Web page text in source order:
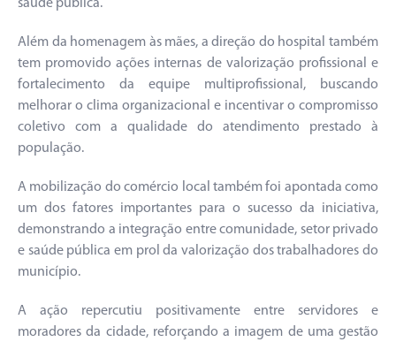
saúde pública.
Além da homenagem às mães, a direção do hospital também
tem promovido ações internas de valorização profissional e
fortalecimento da equipe multiprofissional, buscando
melhorar o clima organizacional e incentivar o compromisso
coletivo com a qualidade do atendimento prestado à
população.
A mobilização do comércio local também foi apontada como
um dos fatores importantes para o sucesso da iniciativa,
demonstrando a integração entre comunidade, setor privado
e saúde pública em prol da valorização dos trabalhadores do
município.
A ação repercutiu positivamente entre servidores e
moradores da cidade, reforçando a imagem de uma gestão